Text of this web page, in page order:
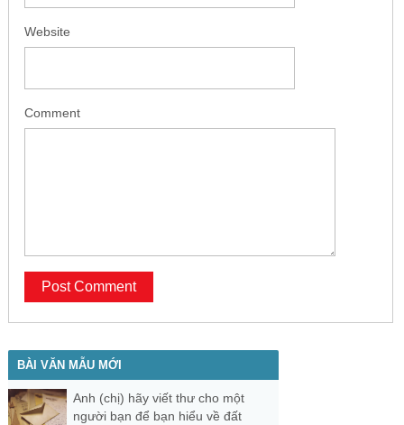
Website
Comment
BÀI VĂN MẪU MỚI
Anh (chị) hãy viết thư cho một
người bạn để bạn hiểu về đất